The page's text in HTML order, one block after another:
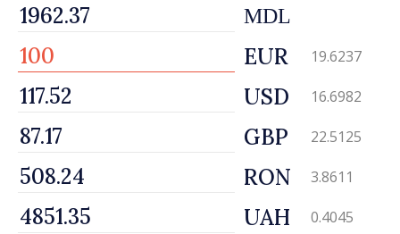
MDL
EUR 19.6237
USD 16.6982
GBP 22.5125
RON 3.8611
UAH 0.4045